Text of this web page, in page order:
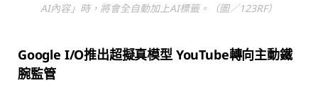
AI內容」時，將會全自動加上AI標籤。（圖／123RF）
Google I/O推出超擬真模型 YouTube轉向主動鐵
腕監管